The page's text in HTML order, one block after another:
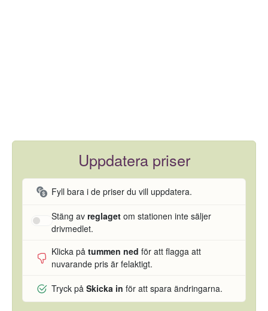
Uppdatera priser
Fyll bara i de priser du vill uppdatera.
Stäng av reglaget om stationen inte säljer
drivmedlet.
Klicka på tummen ned för att flagga att
nuvarande pris är felaktigt.
Tryck på Skicka in för att spara ändringarna.